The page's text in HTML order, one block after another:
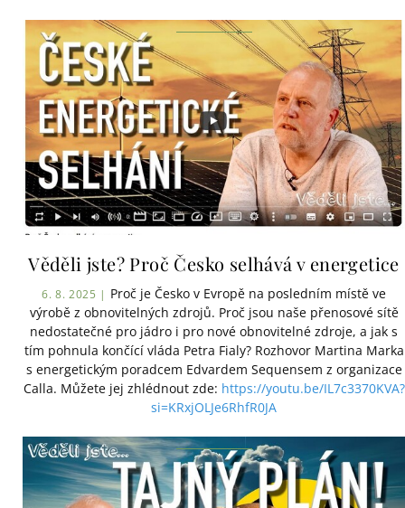
Věděli jste? Proč Česko selhává v energetice
6. 8. 2025 | Proč je Česko v Evropě na posledním místě ve
výrobě z obnovitelných zdrojů. Proč jsou naše přenosové sítě
nedostatečné pro jádro i pro nové obnovitelné zdroje, a jak s
tím pohnula končící vláda Petra Fialy? Rozhovor Martina Marka
s energetickým poradcem Edvardem Sequensem z organizace
Calla. Můžete jej zhlédnout zde: https://youtu.be/IL7c3370KVA?
si=KRxjOLJe6RhfR0JA